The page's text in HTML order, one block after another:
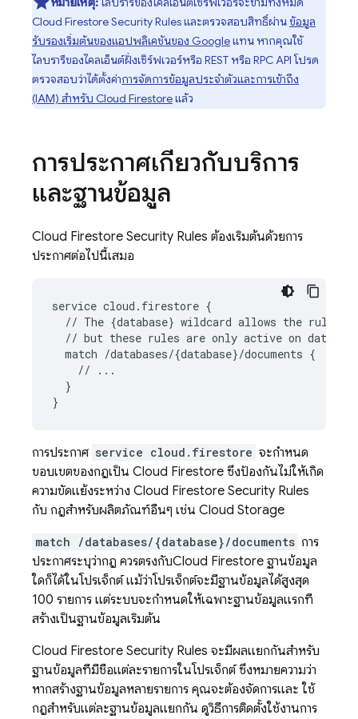
Cloud FirestoreSecurity Rulesและตรวจสอบสิทธิ์ผ่าน ข้อมูล
รับรองเริ่มต้นของแอปพลิเคชันของ Googleแทน หากคุณใช้
ไลบรารีของไคลเอ็นต์ฝั่งเซิร์ฟเวอร์หรือ REST หรือ RPC API โปรด
ตรวจสอบว่าได้ตั้งค่าการจัดการข้อมูลประจำตัวและการเข้าถึง
(IAM) สำหรับ Cloud Firestoreแล้ว
การประกาศเกี่ยวกับบริการ
และฐานข้อมูล
Cloud Firestore Security Rules ต้องเริ่มต้นด้วยการ
ประกาศต่อไปนี้เสมอ
service cloud.firestore {
// The {database} wildcard allows the rules
// but these rules are only active on
  match /databases/{database}/documents {
    // ...
  }
}
การประกาศ service cloud.firestore จะกำหนด
ขอบเขตของกฎเป็น Cloud Firestore ซึ่งป้องกันไม่ให้เกิด
ความขัดแย้งระหว่าง Cloud Firestore Security Rules
กับ กฎสำหรับผลิตภัณฑ์อื่นๆ เช่น Cloud Storage
match /databases/{database}/documents การ
ประกาศระบุว่ากฎ ควรตรงกับCloud Firestore ฐานข้อมูล
ใดก็ได้ในโปรเจ็กต์ แม้ว่าโปรเจ็กต์จะมีฐานข้อมูลได้สูงสุด
100 รายการ แต่ระบบจะกำหนดให้เฉพาะฐานข้อมูลแรกที่
สร้างเป็นฐานข้อมูลเริ่มต้น
Cloud Firestore Security Rules จะมีผลแยกกันสำหรับ
ฐานข้อมูลที่มีชื่อแต่ละรายการในโปรเจ็กต์ ซึ่งหมายความว่า
หากสร้างฐานข้อมูลหลายรายการ คุณจะต้องจัดการและ ใช้
กฎสำหรับแต่ละฐานข้อมูลแยกกัน ดูวิธีการติดตั้งใช้งานการ